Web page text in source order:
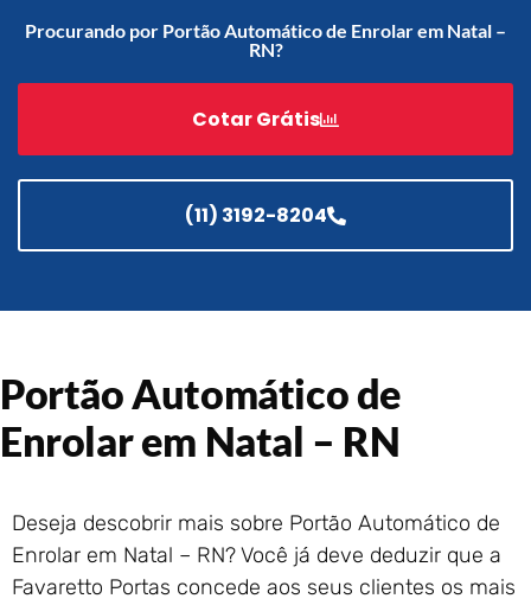
Enrolar em Teresópolis – RJ
Portão de Garagem de
Enrolar em São Pedro da
Aldeia – RJ
Portão de Garagem de
Enrolar em São Gonçalo – RJ
Enrolar em Rio das Ostras –
Enrolar em Queimados – RJ
Portão de Garagem de
Enrolar em Petrópolis – RJ
Portão de Garagem de
Enrolar em Nova Iguaçu – RJ
Procurando por Portão Automático de Enrolar em Natal –
RN?
Cotar Grátis
(11) 3192-8204
Portão Automático de
Enrolar em Natal – RN
Deseja descobrir mais sobre Portão Automático de
Enrolar em Natal – RN? Você já deve deduzir que a
Favaretto Portas concede aos seus clientes os mais